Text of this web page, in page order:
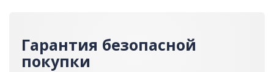
Гарантия безопасной
покупки